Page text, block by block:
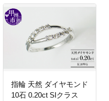
指輪 天然 ダイヤモンド
10石 0.20ct SIクラス